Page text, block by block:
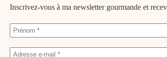
Inscrivez-vous à ma newsletter gourmande et